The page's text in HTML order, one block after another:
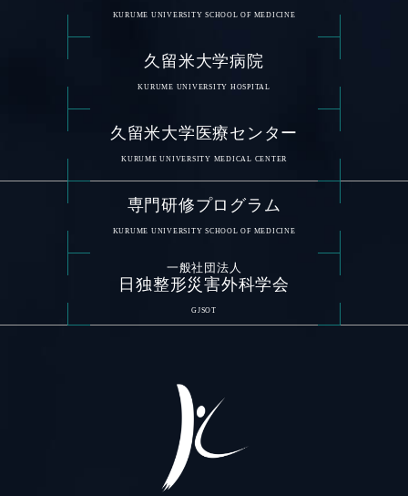
KURUME UNIVERSITY SCHOOL OF MEDICINE
久留米大学病院
KURUME UNIVERSITY HOSPITAL
久留米大学医療センター
KURUME UNIVERSITY MEDICAL CENTER
専門研修プログラム
KURUME UNIVERSITY SCHOOL OF MEDICINE
一般社団法人
日独整形災害外科学会
GJSOT